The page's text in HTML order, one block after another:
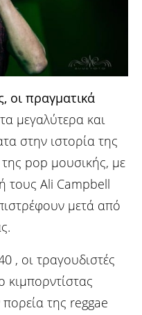
οι πραγματικά
μεγαλύτερα και
στην ιστορία της
pop μουσικής, με
τους Ali Campbell
μετά από
, οι τραγουδιστές
κιμπορντίστας
της reggae